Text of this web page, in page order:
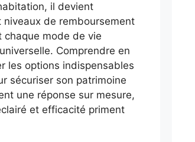
il devient
de remboursement
chaque mode de vie
Comprendre en
les options indispensables
sécuriser son patrimoine
une réponse sur mesure,
et efficacité priment